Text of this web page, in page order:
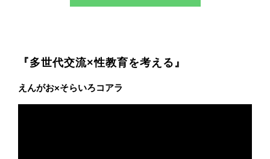
『多世代交流×性教育を考える』
えんがお×そらいろコアラ